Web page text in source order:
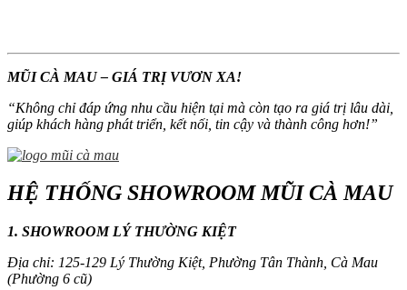
MŨI CÀ MAU – GIÁ TRỊ VƯƠN XA!
“Không chỉ đáp ứng nhu cầu hiện tại mà còn tạo ra giá trị lâu dài,
giúp khách hàng phát triển, kết nối, tin cậy và thành công hơn!”
HỆ THỐNG SHOWROOM MŨI CÀ MAU
1. SHOWROOM LÝ THƯỜNG KIỆT
Địa chỉ: 125-129 Lý Thường Kiệt, Phường Tân Thành, Cà Mau
(Phường 6 cũ)